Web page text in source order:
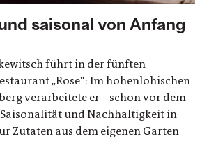
saisonal von Anfang
führt in der fünften
„Rose“: Im hohenlohischen
verarbeitete er – schon vor dem
und Nachhaltigkeit in
Zutaten aus dem eigenen Garten